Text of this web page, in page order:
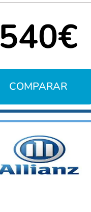
540€
COMPARAR